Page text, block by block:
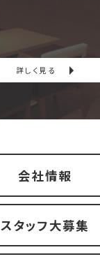
詳しく見る
会社情報
スタッフ大募集